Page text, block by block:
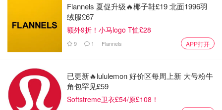
另外，德比郡、英格兰西北部等地从中午到午夜发布两个强
风预警。预计下午和晚上将出现50-60英里/小时阵风，沿海
地区可能达70英里/小时。
24小时降雨量堪比一月
风暴克劳迪娅将带来持续强降雨，部分地区预计达150毫
米。威尔士和中部地区周五中午至午夜处于琥珀色预警下。
Flannels 夏促升级🔥椰子鞋£19 北面1996羽
绒服£67
额外9折！小马logo T恤£28
9 1 Flannels APP打开
已更新🔥lululemon 好价区每周上新 大号粉牛
角包罕见£59
Softstreme卫衣£54/原£108！